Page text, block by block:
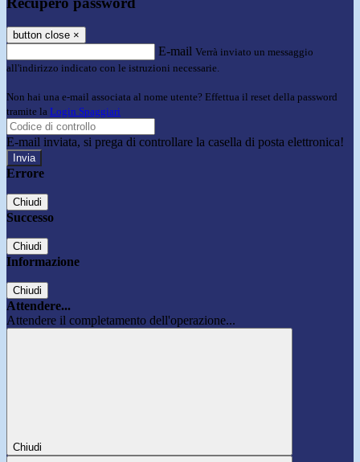
button close ×
E-mail Verrà inviato un messaggio
all'indirizzo indicato con le istruzioni necessarie.
Non hai una e-mail associata al nome utente? Effettua il reset della password
tramite la Login Spaggiari
E-mail inviata, si prega di controllare la casella di posta elettronica!
Errore
Chiudi
Successo
Chiudi
Informazione
Chiudi
Attendere...
Attendere il completamento dell'operazione...
Chiudi